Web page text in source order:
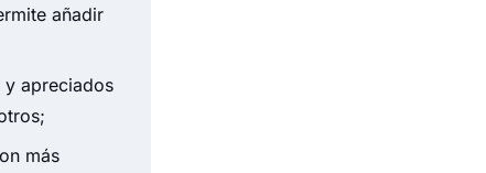
añadir
y apreciados
más